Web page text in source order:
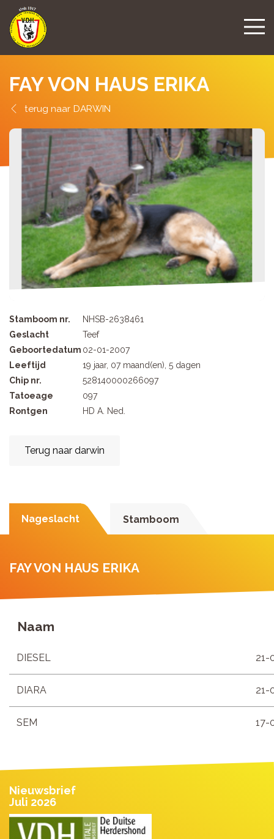
FAY VON HAUS ERIKA
DARWIN
Stamboom nr.
NHSB-2638461
Geslacht
Teef
Geboortedatum 02-01-2007
Leeftijd
19 jaar, 07 maand(en), 5 dagen
Chip nr.
528140000266097
Tatoeage
097
Rontgen
HD A. Ned.
Terug naar darwin
Nageslacht Stamboom
FAY VON HAUS ERIKA
Naam
DIESEL 21-
DIARA 21-
SEM 17-
Nieuwsbrief
Juli 2026